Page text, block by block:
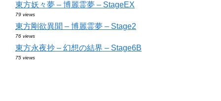
東方妖々夢 – 博麗霊夢 – StageEX
79 views
東方剛欲異聞 – 博麗霊夢 – Stage2
76 views
東方永夜抄 – 幻想の結界 – Stage6B
75 views